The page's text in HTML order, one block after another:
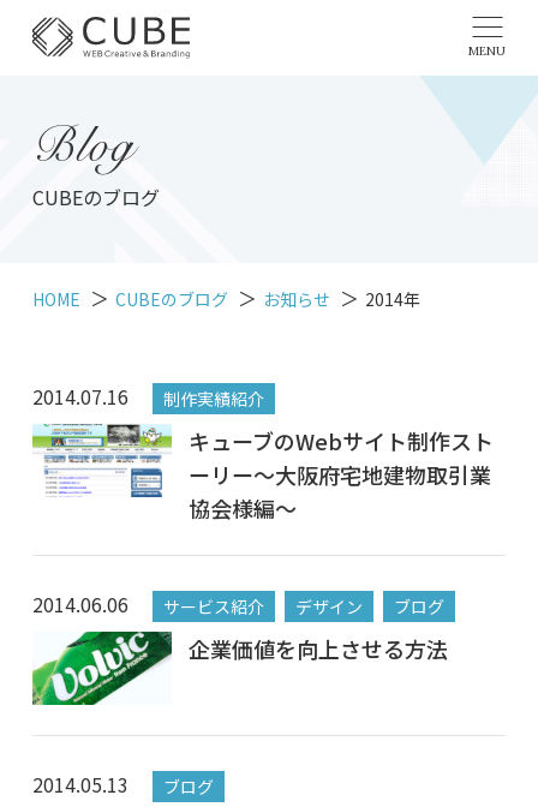
MENU
Blog
CUBEのブログ
HOME CUBEのブログ お知らせ 2014年
2014.07.16 制作実績紹介
キューブのWebサイト制作スト
ーリー～大阪府宅地建物取引業
協会様編～
2014.06.06 サービス紹介 デザイン ブログ
企業価値を向上させる方法
2014.05.13 ブログ